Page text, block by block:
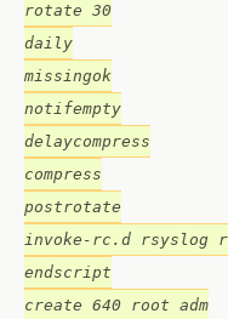
rotate 30
daily
missingok
notifempty
delaycompress
compress
postrotate
invoke-rc.d rsyslog
endscript
create 640 root adm